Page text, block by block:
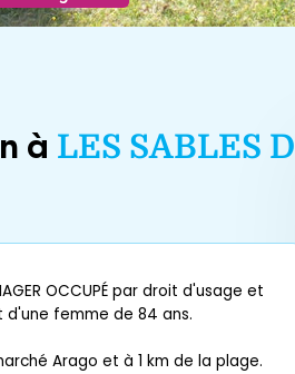
à LES SABLES D
OCCUPÉ par droit d'usage et
femme de 84 ans.
Arago et à 1 km de la plage.